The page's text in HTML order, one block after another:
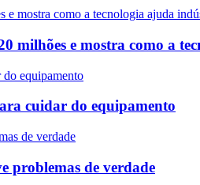
milhões e mostra como a
cuidar do equipamento
problemas de verdade